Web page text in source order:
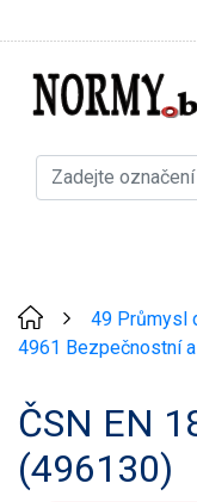
49 Průmysl
4961 Bezpečnostní
ČSN EN
(496130)